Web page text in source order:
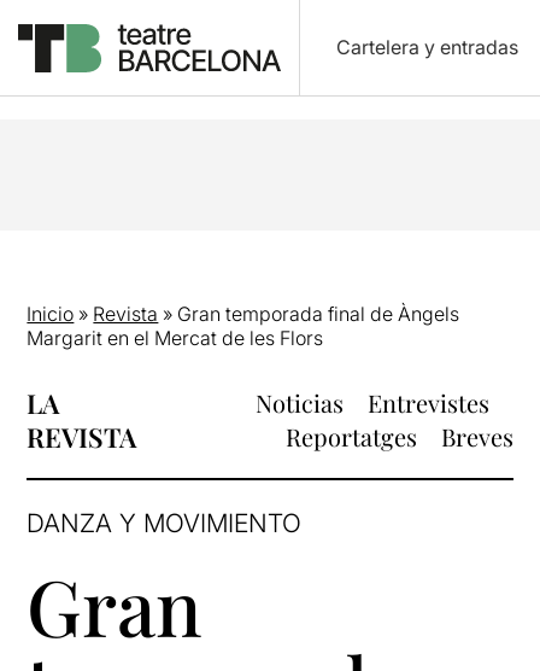
Cartelera y entradas
Inicio » Revista » Gran temporada final de Àngels
Margarit en el Mercat de les Flors
LA
REVISTA
Noticias
Entrevistes
Reportatges
Breves
DANZA Y MOVIMIENTO
Gran